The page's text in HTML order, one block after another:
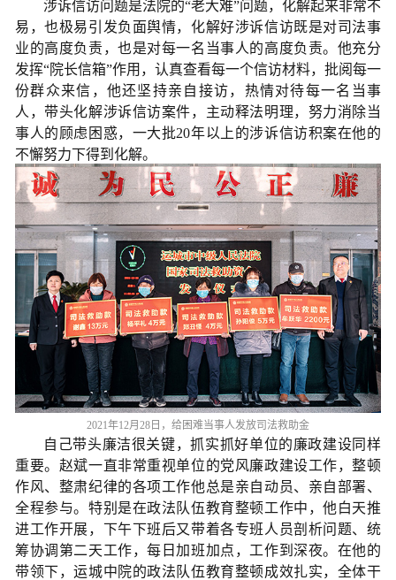
涉诉信访问题是法院的“老大难”问题，化解起来非常不
易，也极易引发负面舆情，化解好涉诉信访既是对司法事
业的高度负责，也是对每一名当事人的高度负责。他充分
发挥“院长信箱”作用，认真查看每一个信访材料，批阅每一
份群众来信，他还坚持亲自接访，热情对待每一名当事
人，带头化解涉诉信访案件，主动释法明理，努力消除当
事人的顾虑困惑，一大批20年以上的涉诉信访积案在他的
不懈努力下得到化解。
2021年12月28日，给困难当事人发放司法救助金
自己带头廉洁很关键，抓实抓好单位的廉政建设同样
重要。赵斌一直非常重视单位的党风廉政建设工作，整顿
作风、整肃纪律的各项工作他总是亲自动员、亲自部署、
全程参与。特别是在政法队伍教育整顿工作中，他白天推
进工作开展，下午下班后又带着各专班人员剖析问题、统
筹协调第二天工作，每日加班加点，工作到深夜。在他的
带领下，运城中院的政法队伍教育整顿成效扎实，全体干